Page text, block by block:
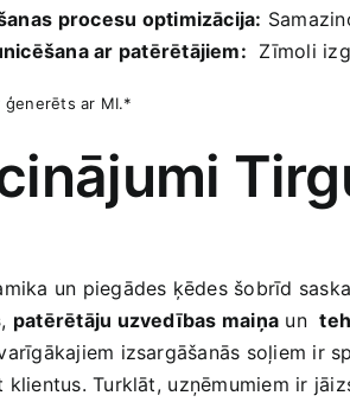
procesu‌ optimizācija:
ar patērētājiem:
Zīmoli
ģenerēts‍ ar MI.*
un‌ piegādes ķēdes ​šobrīd
, patērētāju uzvedības maiņa un ‍
izsargāšanās soļiem ir
klientus. Turklāt, ⁢uzņēmumiem ir